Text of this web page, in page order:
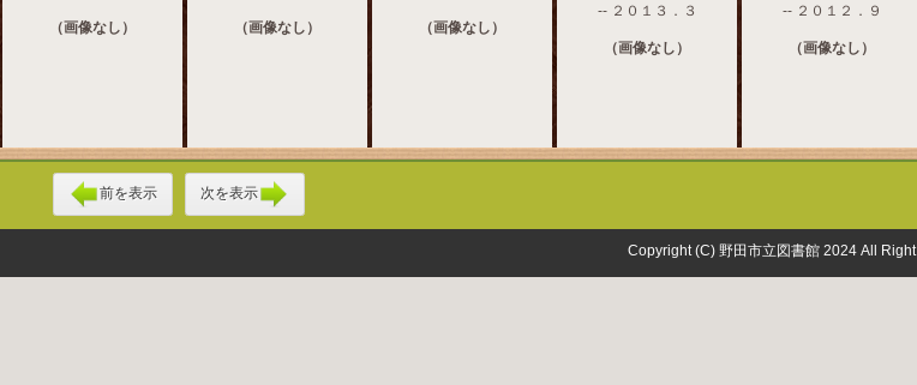
（画像なし） （画像なし） （画像なし）
-- ２０１３．３
（画像なし）
-- ２０１２．９
（画像なし）
前を表示 次を表示
Copyright (C) 野田市立図書館 2024 All